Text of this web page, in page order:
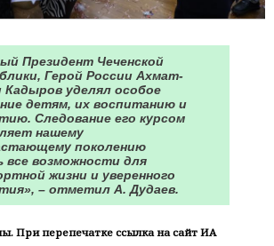
Президент Чеченской
Герой России Ахмат-
Кадыров уделял особое
детям, их воспитанию и
Следование его курсом
нашему
поколению
все возможности для
жизни и уверенного
– отметил А. Дудаев.
При перепечатке ссылка на сайт ИА